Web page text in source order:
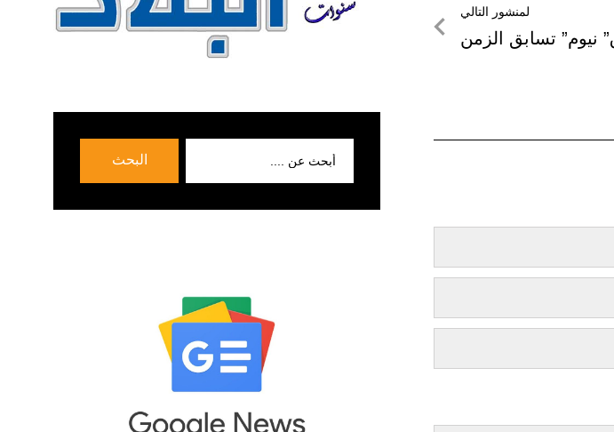
لمنشور التالي
نيوم” تسابق الزمن
البحث